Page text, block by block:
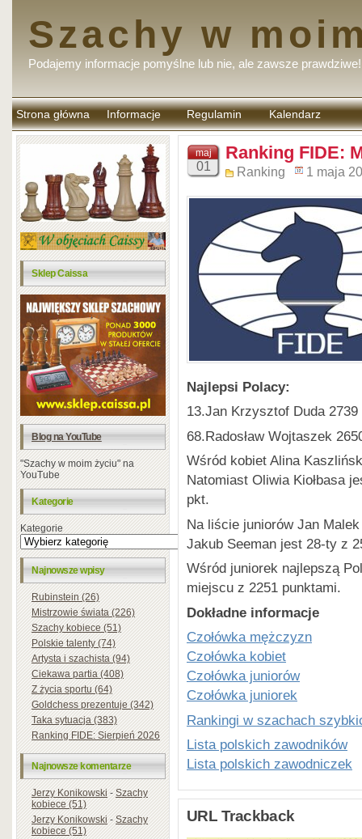
Szachy w
Podajemy informacje pomyślne lub nie, ale zawsze prawdziwe!
Strona główna Informacje Regulamin
komentarzy
Kalendarz
Sklep Caissa
Blog na YouTube
"Szachy w moim życiu" na
YouTube
Kategorie
Kategorie
Najnowsze wpisy
Rubinstein (26)
Mistrzowie świata (226)
Szachy kobiece (51)
Polskie talenty (74)
Artysta i szachista (94)
Ciekawa partia (408)
Z życia sportu (64)
Goldchess prezentuje (342)
Taka sytuacja (383)
Ranking FIDE: Sierpień 2026
Najnowsze komentarze
Jerzy Konikowski-Szachy
kobiece (51)
Jerzy Konikowski-Szachy
kobiece (51)
maj
01
Ranking FIDE:
Ranking 1 maja
Najlepsi Polacy:
13.Jan Krzysztof Duda 2739
68.Radosław Wojtaszek
Wśród kobiet Alina
Natomiast Oliwia Kiołbasa
pkt.
Na liście juniorów Jan
Jakub Seeman jest 28-ty z
Wśród juniorek najlepszą
miejscu z 2251 punktami.
Dokładne informacje
Czołówka mężczyzn
Czołówka kobiet
Czołówka juniorów
Czołówka juniorek
Rankingi w szachach
Lista polskich zawodników
Lista polskich zawodniczek
URL Trackback